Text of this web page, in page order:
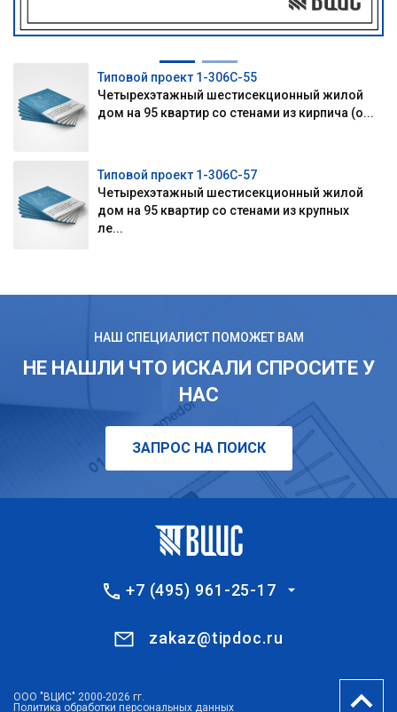
Типовой проект 1-306С-55
Четырехэтажный шестисекционный жилой
дом на 95 квартир со стенами из кирпича (о...
Типовой проект 1-306С-57
Четырехэтажный шестисекционный жилой
дом на 95 квартир со стенами из крупных
ле...
НАШ СПЕЦИАЛИСТ ПОМОЖЕТ ВАМ
НЕ НАШЛИ ЧТО ИСКАЛИ СПРОСИТЕ У
НАС
ЗАПРОС НА ПОИСК
+7 (495) 961-25-17
zakaz@tipdoc.ru
ООО "ВЦИС" 2000-2026 гг.
Политика обработки персональных данных